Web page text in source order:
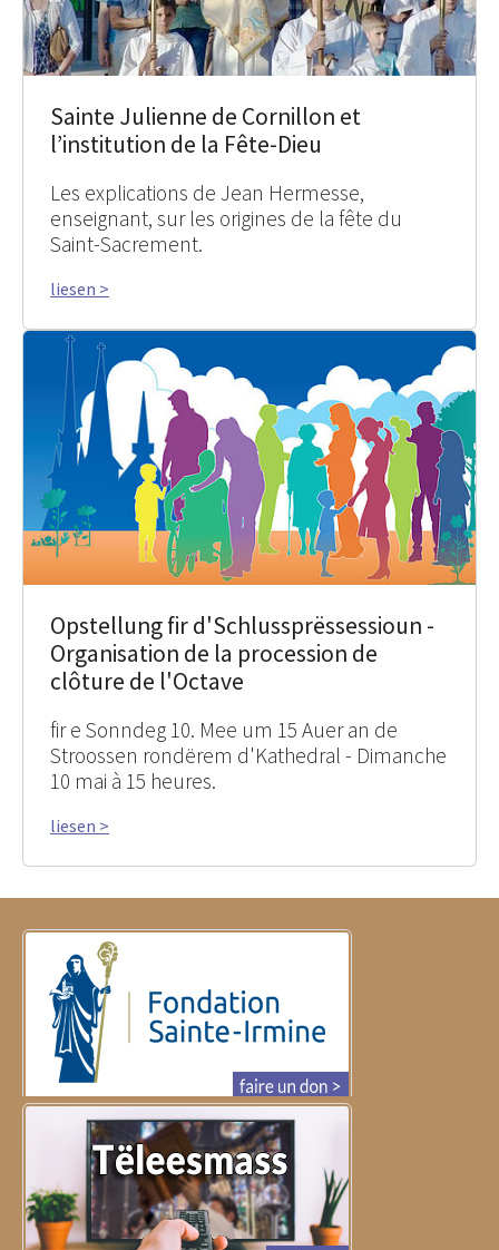
Sainte Julienne de Cornillon et
l’institution de la Fête-Dieu
Les explications de Jean Hermesse,
enseignant, sur les origines de la fête du
Saint-Sacrement.
liesen >
Opstellung fir d'Schlussprëssessioun -
Organisation de la procession de
clôture de l'Octave
fir e Sonndeg 10. Mee um 15 Auer an de
Stroossen rondërem d'Kathedral - Dimanche
10 mai à 15 heures.
liesen >